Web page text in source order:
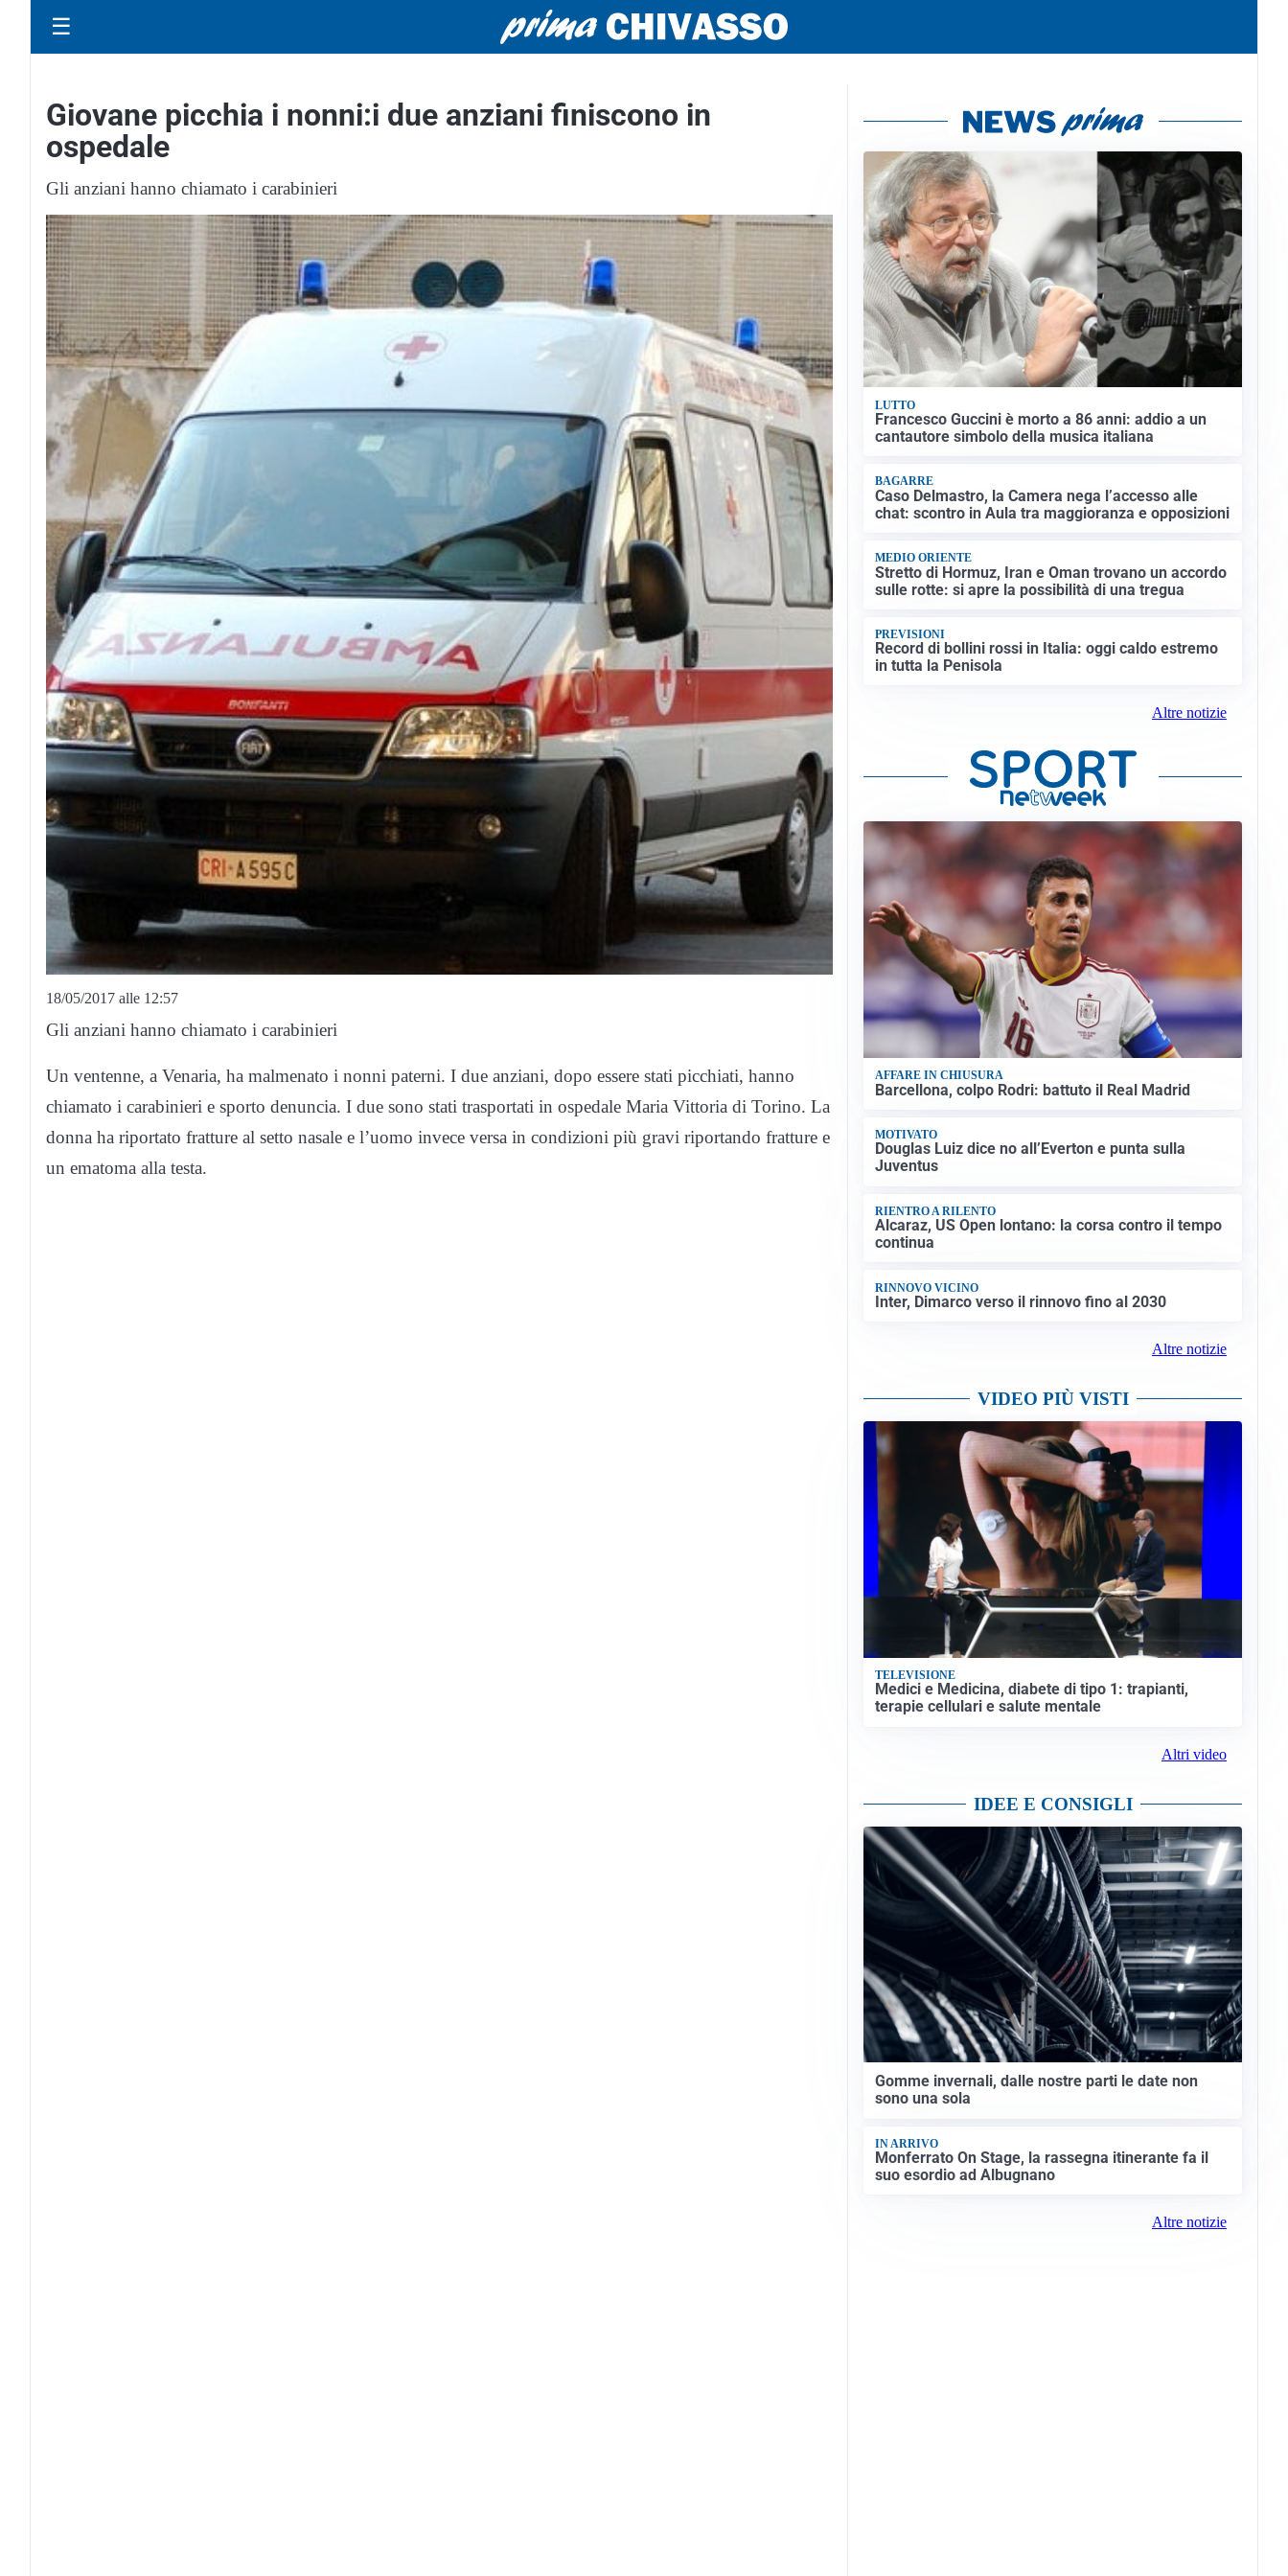
☰
Giovane picchia i nonni:i due anziani finiscono in
ospedale
Gli anziani hanno chiamato i carabinieri
18/05/2017 alle 12:57
Gli anziani hanno chiamato i carabinieri
Un ventenne, a Venaria, ha malmenato i nonni paterni. I due anziani, dopo essere stati picchiati, hanno
chiamato i carabinieri e sporto denuncia. I due sono stati trasportati in ospedale Maria Vittoria di Torino. La
donna ha riportato fratture al setto nasale e l’uomo invece versa in condizioni più gravi riportando fratture e
un ematoma alla testa.
LUTTO
Francesco Guccini è morto a 86 anni: addio a un
cantautore simbolo della musica italiana
BAGARRE
Caso Delmastro, la Camera nega l’accesso alle
chat: scontro in Aula tra maggioranza e opposizioni
MEDIO ORIENTE
Stretto di Hormuz, Iran e Oman trovano un accordo
sulle rotte: si apre la possibilità di una tregua
PREVISIONI
Record di bollini rossi in Italia: oggi caldo estremo
in tutta la Penisola
Altre notizie
AFFARE IN CHIUSURA
Barcellona, colpo Rodri: battuto il Real Madrid
MOTIVATO
Douglas Luiz dice no all’Everton e punta sulla
Juventus
RIENTRO A RILENTO
Alcaraz, US Open lontano: la corsa contro il tempo
continua
RINNOVO VICINO
Inter, Dimarco verso il rinnovo fino al 2030
Altre notizie
VIDEO PIÙ VISTI
TELEVISIONE
Medici e Medicina, diabete di tipo 1: trapianti,
terapie cellulari e salute mentale
Altri video
IDEE E CONSIGLI
Gomme invernali, dalle nostre parti le date non
sono una sola
IN ARRIVO
Monferrato On Stage, la rassegna itinerante fa il
suo esordio ad Albugnano
Altre notizie